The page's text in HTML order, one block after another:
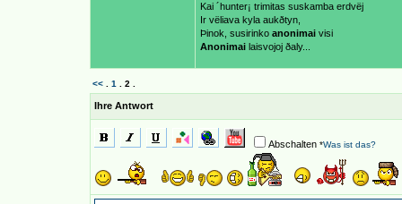
Kai ´hunter¡ trimitas suskamba erdvëj
Ir vëliava kyla aukðtyn,
Þinok, susirinko anonimai visi
Anonimai laisvojoj ðaly...
<< 1 2
Ihre Antwort
Abschalten *Was ist das?